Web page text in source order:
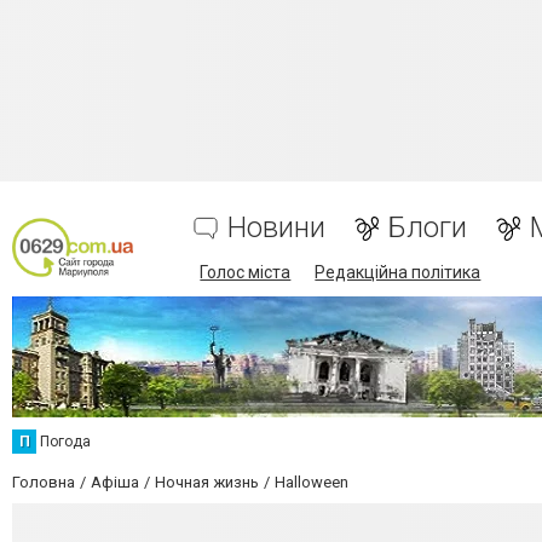
Новини Блоги
Голос міста Редакційна політика
П Погода
Головна Афіша Ночная жизнь Halloween